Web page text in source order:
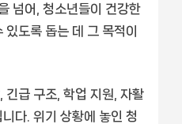
넘어, 청소년들이 건강한
도록 돕는 데 그 목적이
긴급 구조, 학업 지원, 자활
다. 위기 상황에 놓인 청